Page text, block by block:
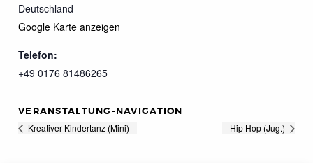
Deutschland
Google Karte anzeigen
Telefon:
+49 0176 81486265
VERANSTALTUNG-NAVIGATION
Kreativer Kindertanz (Mini) Hip Hop (Jug.)